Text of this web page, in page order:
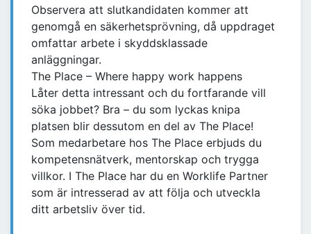
Observera att slutkandidaten kommer att
genomgå en säkerhetsprövning, då uppdraget
omfattar arbete i skyddsklassade
anläggningar.
The Place – Where happy work happens
Låter detta intressant och du fortfarande vill
söka jobbet? Bra – du som lyckas knipa
platsen blir dessutom en del av The Place!
Som medarbetare hos The Place erbjuds du
kompetensnätverk, mentorskap och trygga
villkor. I The Place har du en Worklife Partner
som är intresserad av att följa och utveckla
ditt arbetsliv över tid.